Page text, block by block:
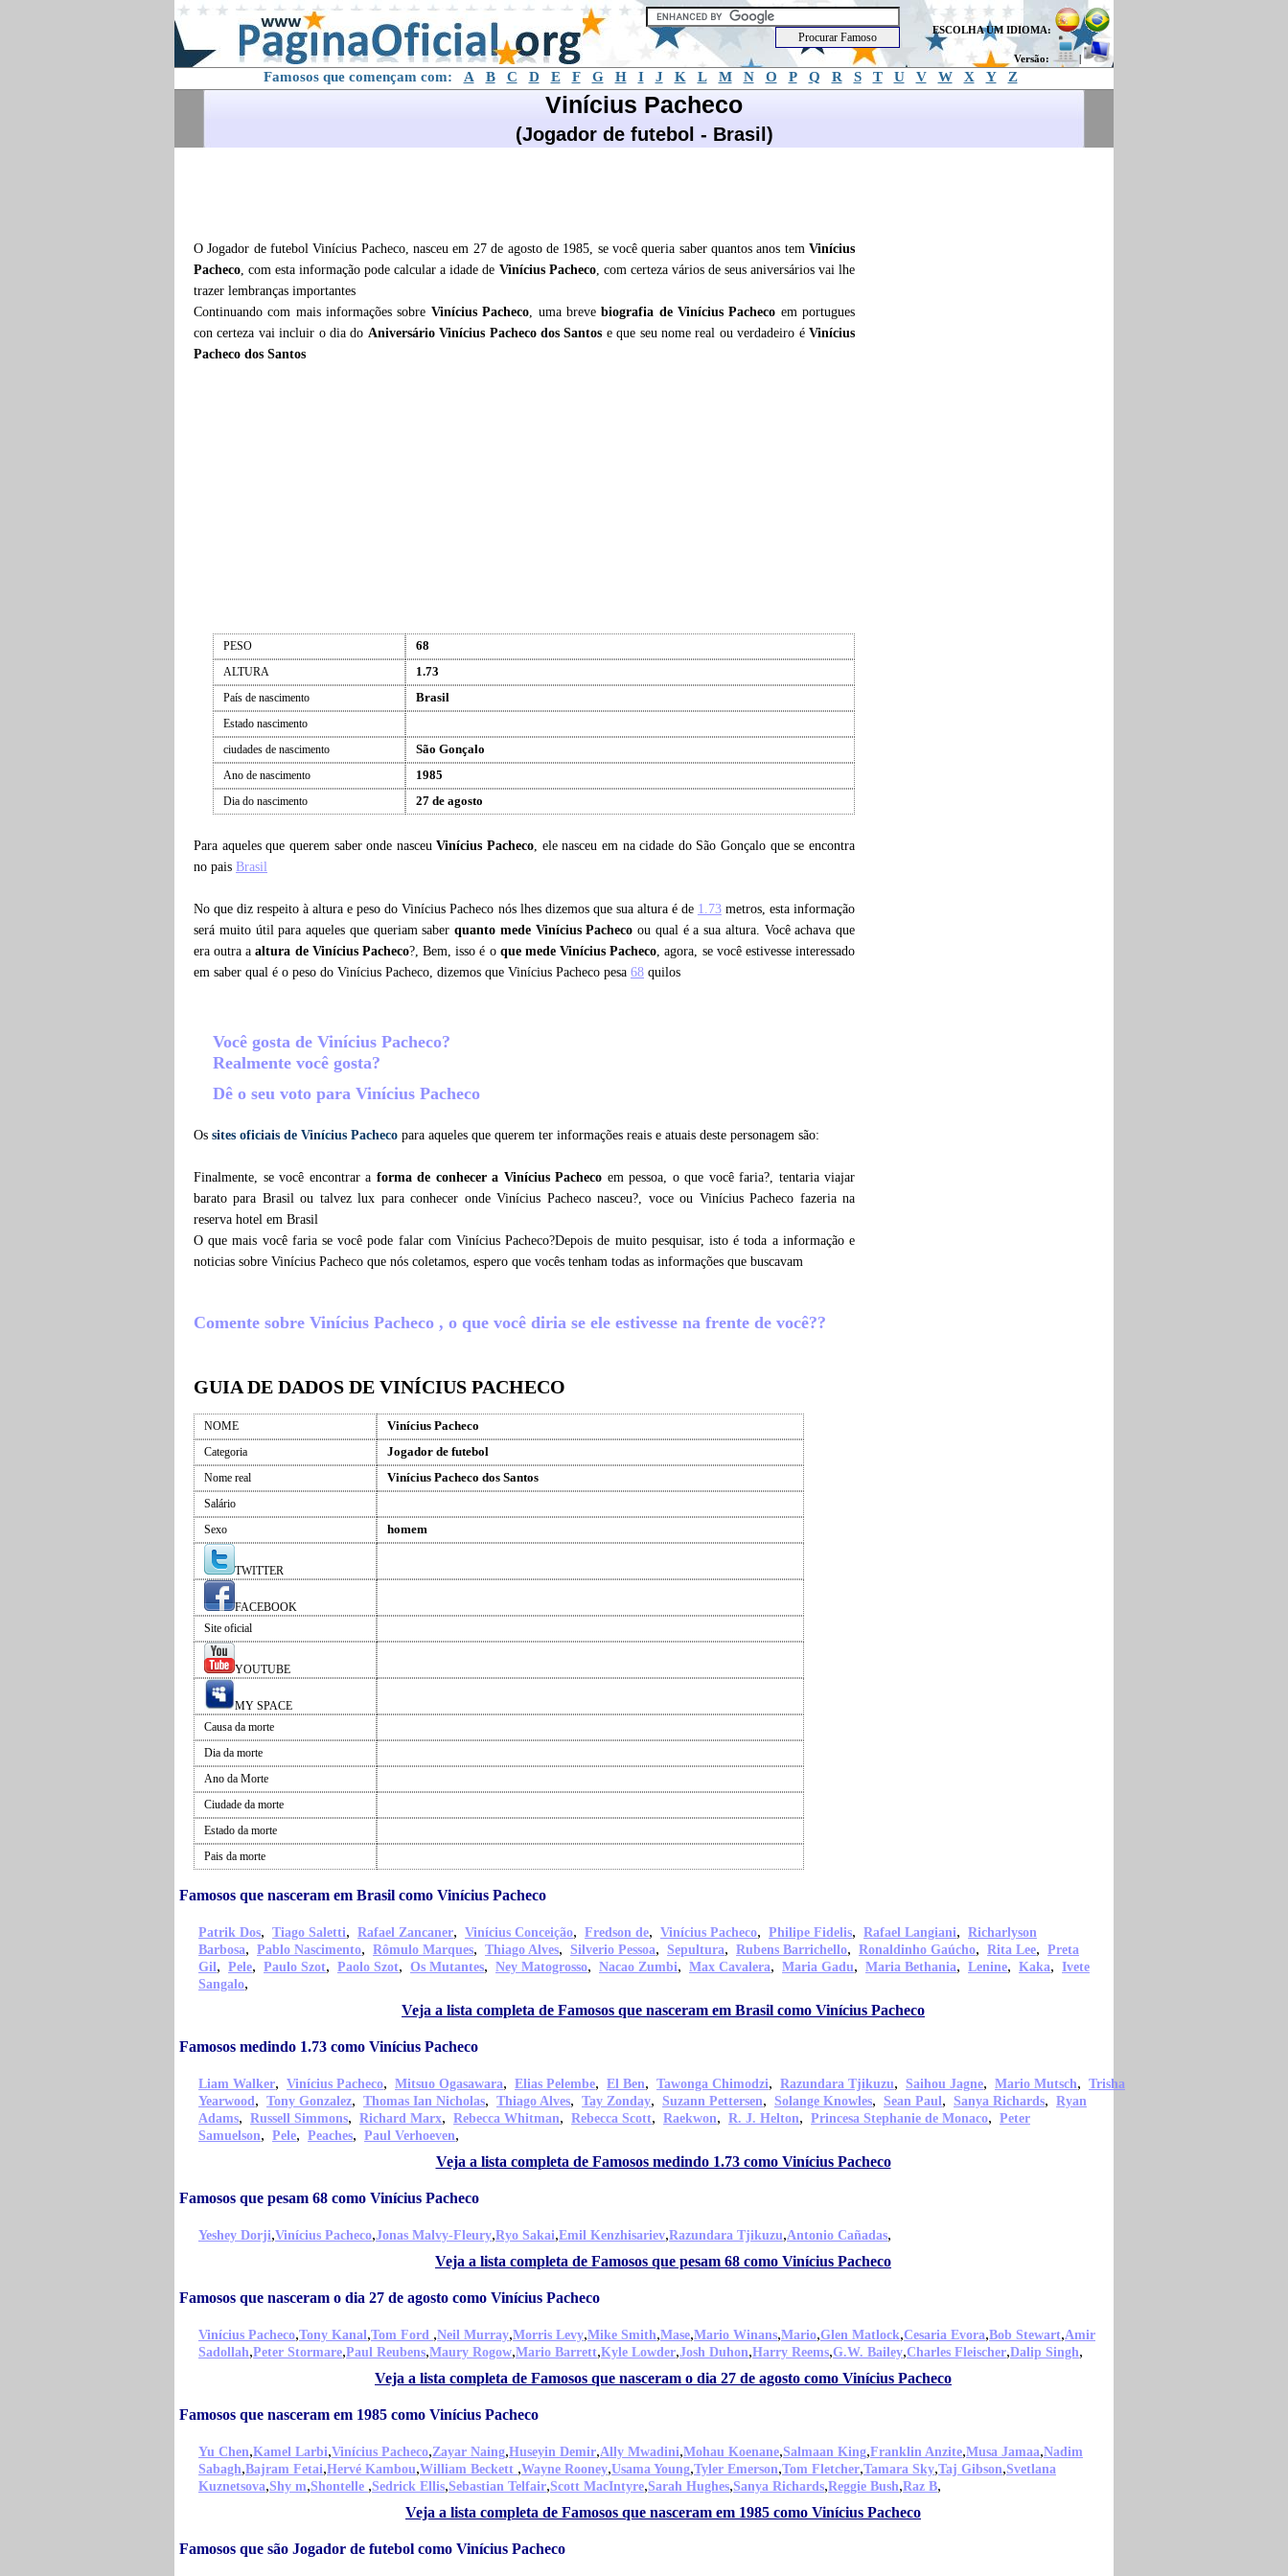
ESCOLHA UM IDIOMA:
Versão: |
Famosos que començam com: A B C D E F G H I J K L M N O P Q R S T U V W X Y Z
Vinícius Pacheco
(Jogador de futebol - Brasil)
O Jogador de futebol Vinícius Pacheco, nasceu em 27 de agosto de 1985, se você queria saber quantos anos tem Vinícius
Pacheco, com esta informação pode calcular a idade de Vinícius Pacheco, com certeza vários de seus aniversários vai lhe
trazer lembranças importantes
Continuando com mais informações sobre Vinícius Pacheco, uma brevebiografia de Vinícius Pacheco em portugues
con certeza vai incluir o dia do Aniversário Vinícius Pacheco dos Santos e que seu nome real ou verdadeiro éVinícius
Pacheco dos Santos
PESO 68
ALTURA 1.73
País de nascimento Brasil
Estado nascimento
ciudades de nascimento
São Gonçalo
Ano de nascimento 1985
Dia do nascimento 27 de agosto
Para aqueles que querem saber onde nasceuVinícius Pacheco, ele nasceu em na cidade do São Gonçalo que se encontra
no pais Brasil
No que diz respeito à altura e peso do Vinícius Pacheco nós lhes dizemos que sua altura é de 1.73metros, esta informação
será muito útil para aqueles que queriam saber quanto mede Vinícius Pacheco ou qual é a sua altura. Você achava que
era outra aaltura de Vinícius Pacheco?, Bem, isso é o que mede Vinícius Pacheco, agora, se você estivesse interessado
em saber qual é o peso do Vinícius Pacheco, dizemos que Vinícius Pacheco pesa 68 quilos
Você gosta de Vinícius Pacheco?
Realmente você gosta?
Dê o seu voto para Vinícius Pacheco
Os sites oficiais de Vinícius Pacheco para aqueles que querem ter informações reais e atuais deste personagem são:
Finalmente, se você encontrar a forma de conhecer a Vinícius Pacheco em pessoa, o que você faria?, tentaria viajar
barato para Brasil ou talvez lux para conhecer onde Vinícius Pacheco nasceu?, voce ou Vinícius Pacheco fazeria na
reserva hotel em Brasil
O que mais você faria se você pode falar com Vinícius Pacheco?Depois de muito pesquisar, isto é toda a informação e
noticias sobre Vinícius Pacheco que nós coletamos, espero que vocês tenham todas as informações que buscavam
Comente sobre Vinícius Pacheco , o que você diria se ele estivesse na frente de você??
GUIA DE DADOS DE VINÍCIUS PACHECO
NOME Vinícius Pacheco
Categoria Jogador de futebol
Nome real Vinícius Pacheco dos Santos
Salário
Sexo
homem
TWITTER
FACEBOOK
Site oficial
YOUTUBE
MY SPACE
Causa da morte
Dia da morte
Ano da Morte
Ciudade da morte
Estado da morte
Pais da morte
Famosos que nasceram em Brasil como Vinícius Pacheco
Patrik Dos, Tiago Saletti, Rafael Zancaner, Vinícius Conceição, Fredson de, Vinícius Pacheco, Philipe Fidelis, Rafael Langiani, Richarlyson
Barbosa, Pablo Nascimento, Rômulo Marques, Thiago Alves, Silverio Pessoa, Sepultura, Rubens Barrichello, Ronaldinho Gaúcho, Rita Lee, Preta
Gil, Pele, Paulo Szot, Paolo Szot, Os Mutantes, Ney Matogrosso, Nacao Zumbi, Max Cavalera, Maria Gadu, Maria Bethania, Lenine, Kaka, Ivete
Sangalo,
Veja a lista completa de Famosos que nasceram em Brasil como Vinícius Pacheco
Famosos medindo 1.73 como Vinícius Pacheco
Liam Walker, Vinícius Pacheco, Mitsuo Ogasawara, Elias Pelembe, El Ben, Tawonga Chimodzi, Razundara Tjikuzu, Saihou Jagne, Mario Mutsch, Trisha
Yearwood, Tony Gonzalez, Thomas Ian Nicholas, Thiago Alves, Tay Zonday, Suzann Pettersen, Solange Knowles, Sean Paul, Sanya Richards, Ryan
Adams, Russell Simmons, Richard Marx, Rebecca Whitman, Rebecca Scott, Raekwon, R. J. Helton, Princesa Stephanie de Monaco, Peter
Samuelson, Pele, Peaches, Paul Verhoeven,
Veja a lista completa de Famosos medindo 1.73 como Vinícius Pacheco
Famosos que pesam 68 como Vinícius Pacheco
Yeshey Dorji,Vinícius Pacheco,Jonas Malvy-Fleury,Ryo Sakai,Emil Kenzhisariev,Razundara Tjikuzu,Antonio Cañadas,
Veja a lista completa de Famosos que pesam 68 como Vinícius Pacheco
Famosos que nasceram o dia 27 de agosto como Vinícius Pacheco
Vinícius Pacheco,Tony Kanal,Tom Ford ,Neil Murray,Morris Levy,Mike Smith,Mase,Mario Winans,Mario,Glen Matlock,Cesaria Evora,Bob Stewart,Amir
Sadollah,Peter Stormare,Paul Reubens,Maury Rogow,Mario Barrett,Kyle Lowder,Josh Duhon,Harry Reems,G.W. Bailey,Charles Fleischer,Dalip Singh,
Veja a lista completa de Famosos que nasceram o dia 27 de agosto como Vinícius Pacheco
Famosos que nasceram em 1985 como Vinícius Pacheco
Yu Chen,Kamel Larbi,Vinícius Pacheco,Zayar Naing,Huseyin Demir,Ally Mwadini,Mohau Koenane,Salmaan King,Franklin Anzite,Musa Jamaa,Nadim
Sabagh,Bajram Fetai,Hervé Kambou,William Beckett ,Wayne Rooney,Usama Young,Tyler Emerson,Tom Fletcher,Tamara Sky,Taj Gibson,Svetlana
Kuznetsova,Shy m,Shontelle ,Sedrick Ellis,Sebastian Telfair,Scott MacIntyre,Sarah Hughes,Sanya Richards,Reggie Bush,Raz B,
Veja a lista completa de Famosos que nasceram em 1985 como Vinícius Pacheco
Famosos que são Jogador de futebol como Vinícius Pacheco